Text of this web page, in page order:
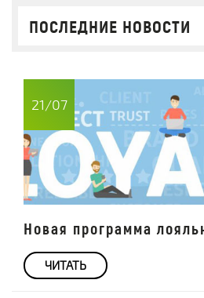
ПОСЛЕДНИЕ НОВОСТИ
21/07
Новая программа
ЧИТАТЬ